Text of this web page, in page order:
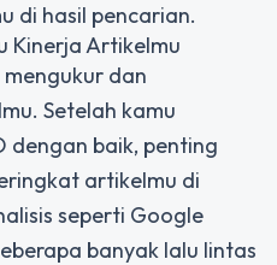
di hasil pencarian.
Kinerja Artikelmu
dan
Setelah kamu
dengan baik, penting
artikelmu di
seperti Google
banyak lalu lintas